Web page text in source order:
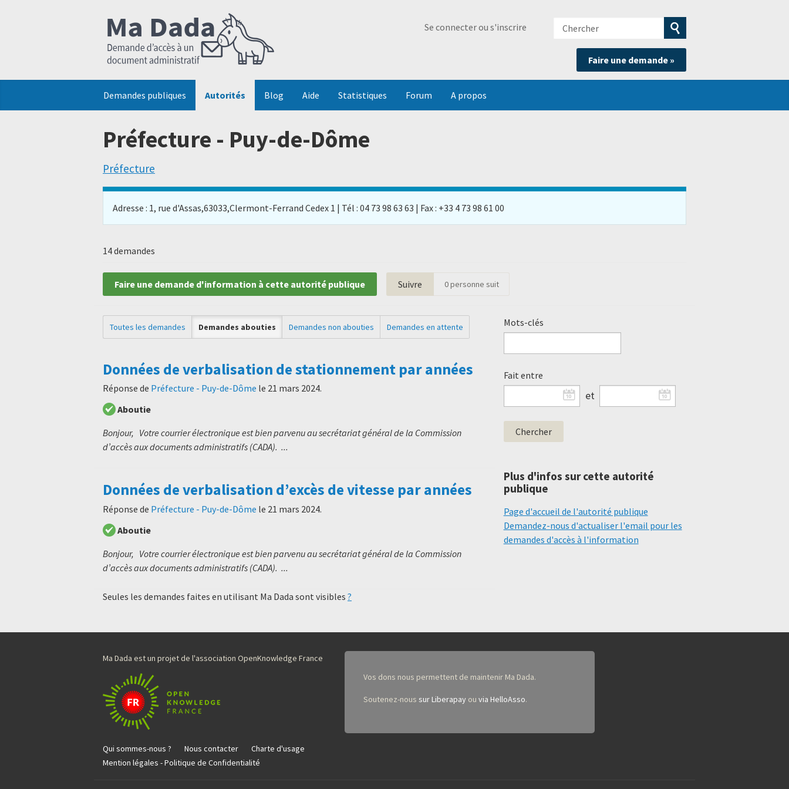
Se connecter ou s'inscrire
Chercher
Soumettre
la
recherche
Faire une demande »
Demandes publiques Autorités Blog Aide Statistiques Forum A propos
Préfecture - Puy-de-Dôme
Préfecture
Adresse : 1, rue d'Assas,63033,Clermont-Ferrand Cedex 1 | Tél : 04 73 98 63 63 | Fax : +33 4 73 98 61 00
14 demandes
Faire une demande d'information à cette autorité publique Suivre 0personne suit
Toutes les demandes Demandes abouties Demandes non abouties Demandes en attente
Données de verbalisation de stationnement par années
Réponse de Préfecture - Puy-de-Dôme le 21 mars 2024.
Aboutie
Bonjour, Votre courrier électronique est bien parvenu au secrétariat général de la Commission
d’accès aux documents administratifs (CADA). ...
Données de verbalisation d’excès de vitesse par années
Réponse de Préfecture - Puy-de-Dôme le 21 mars 2024.
Aboutie
Bonjour, Votre courrier électronique est bien parvenu au secrétariat général de la Commission
d’accès aux documents administratifs (CADA). ...
Seules les demandes faites en utilisant Ma Dada sont visibles ?
Mots-clés
Fait entre
et
Plus d'infos sur cette autorité
publique
Page d'accueil de l'autorité publique
Demandez-nous d'actualiser l'email pour les
demandes d'accès à l'information
Ma Dada est un projet de l'association OpenKnowledge France
Qui sommes-nous ? Nous contacter
Charte d'usage
Mention légales - Politique de Confidentialité
Vos dons nous permettent de maintenir Ma Dada.
Soutenez-nous sur Liberapayou via HelloAsso.